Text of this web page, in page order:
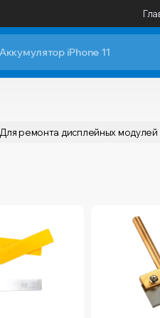
Для ремонта дисплейных модулей